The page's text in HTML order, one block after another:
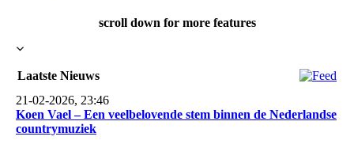
scroll down for more features
Laatste Nieuws
21-02-2026, 23:46
Koen Vael – Een veelbelovende stem binnen de Nederlandse
countrymuziek